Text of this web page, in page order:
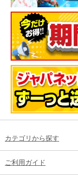
カテゴリから探す
ご利用ガイド